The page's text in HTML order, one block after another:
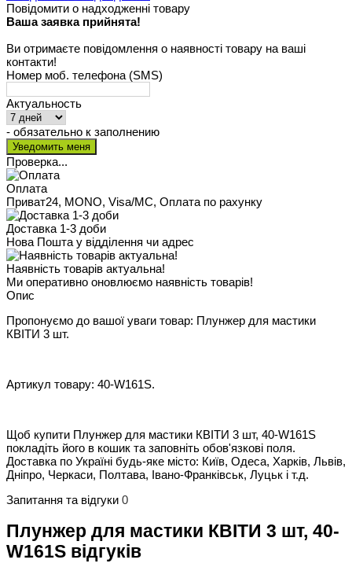
Повідомити о надходженні товару
Ваша заявка прийнята!
Ви отримаєте повідомлення о наявності товару на ваші
контакти!
Номер моб. телефона (SMS)
Актуальность
- обязательно к заполнению
Проверка...
Оплата
Приват24, MONO, Visa/MC, Оплата по рахунку
Доставка 1-3 доби
Нова Пошта у відділення чи адрес
Наявність товарів актуальна!
Ми оперативно оновлюємо наявність товарів!
Опис
Пропонуємо до вашої уваги товар: Плунжер для мастики
КВІТИ 3 шт.
Артикул товару: 40-W161S.
Щоб купити Плунжер для мастики КВІТИ 3 шт, 40-W161S
покладіть його в кошик та заповніть обов'язкові поля.
Доставка по Україні будь-яке місто: Київ, Одеса, Харків, Львів,
Дніпро, Черкаси, Полтава, Івано-Франківськ, Луцьк і т.д.
Запитання та відгуки 0
Плунжер для мастики КВІТИ 3 шт, 40-
W161S відгуків